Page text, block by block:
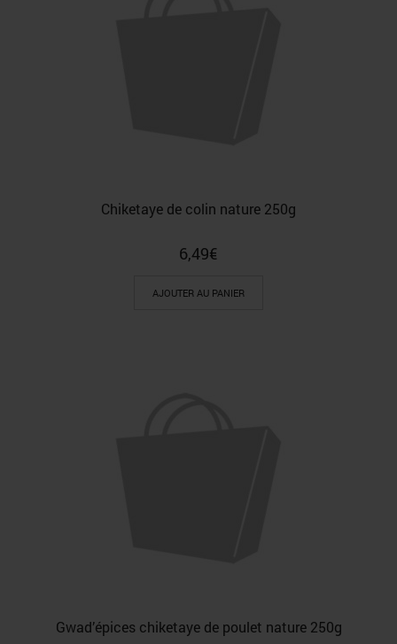
Chiketaye de colin nature 250g
6,49€
AJOUTER AU PANIER
Gwad’épices chiketaye de poulet nature 250g